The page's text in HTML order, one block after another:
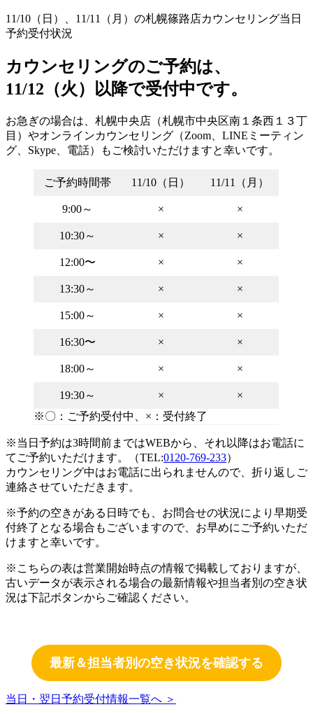
11/10（日）、11/11（月）の札幌篠路店カウンセリング当日
予約受付状況
カウンセリングのご予約は、
11/12（火）以降で受付中です。
お急ぎの場合は、札幌中央店（札幌市中央区南１条西１３丁
目）やオンラインカウンセリング（Zoom、LINEミーティン
グ、Skype、電話）もご検討いただけますと幸いです。
ご予約時間帯 11/10（日） 11/11（月）
9:00～ × ×
10:30～ × ×
12:00〜 × ×
13:30～ × ×
15:00～ × ×
16:30〜 × ×
18:00～ × ×
19:30～ ×
×
※〇：ご予約受付中、×：受付終了
※当日予約は3時間前まではWEBから、それ以降はお電話に
てご予約いただけます。（TEL:0120-769-233）
カウンセリング中はお電話に出られませんので、折り返しご
連絡させていただきます。
※予約の空きがある日時でも、お問合せの状況により早期受
付終了となる場合もございますので、お早めにご予約いただ
けますと幸いです。
※こちらの表は営業開始時点の情報で掲載しておりますが、
古いデータが表示される場合の最新情報や担当者別の空き状
況は下記ボタンからご確認ください。
最新＆担当者別の空き状況を確認する
当日・翌日予約受付情報一覧へ ＞